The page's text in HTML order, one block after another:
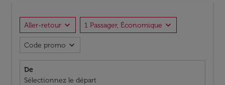
Aller-retour expand_more 1 Passager, Économique expand_more
Code promo expand_more
De
Sélectionnez le départ